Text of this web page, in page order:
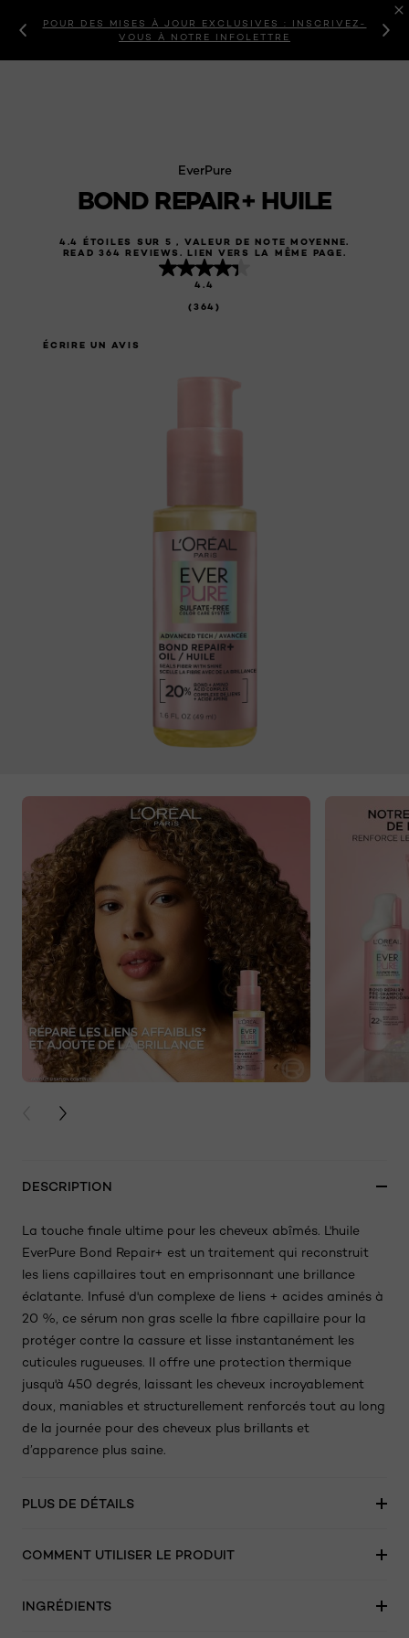
POUR DES MISES À JOUR EXCLUSIVES : INSCRIVEZ-
VOUS À NOTRE INFOLETTRE
EverPure
BOND REPAIR+ HUILE
4.4 ÉTOILES SUR 5 , VALEUR DE NOTE MOYENNE.
READ 364 REVIEWS. LIEN VERS LA MÊME PAGE.
4.4
(364)
ÉCRIRE UN AVIS
PREVIOUS CARD
NEXT CARD
DESCRIPTION
La touche finale ultime pour les cheveux abîmés. L'huile
EverPure Bond Repair+ est un traitement qui reconstruit
les liens capillaires tout en emprisonnant une brillance
éclatante. Infusé d'un complexe de liens + acides aminés à
20 %, ce sérum non gras scelle la fibre capillaire pour la
protéger contre la cassure et lisse instantanément les
cuticules rugueuses. Il offre une protection thermique
jusqu'à 450 degrés, laissant les cheveux incroyablement
doux, maniables et structurellement renforcés tout au long
de la journée pour des cheveux plus brillants et
d’apparence plus saine.
PLUS DE DÉTAILS
COMMENT UTILISER LE PRODUIT
INGRÉDIENTS